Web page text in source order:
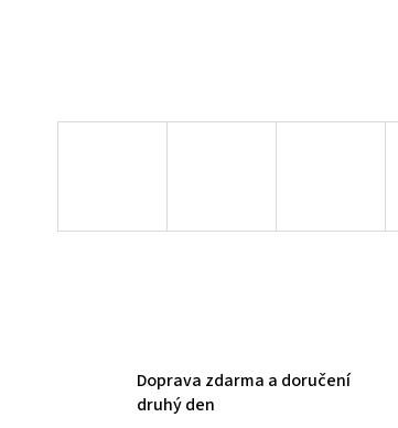
Doprava zdarma a doručení
druhý den